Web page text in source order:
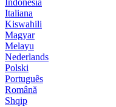
Italiana
Kiswahili
Magyar
Melayu
Nederlands
Polski
Português
Română
Shqip